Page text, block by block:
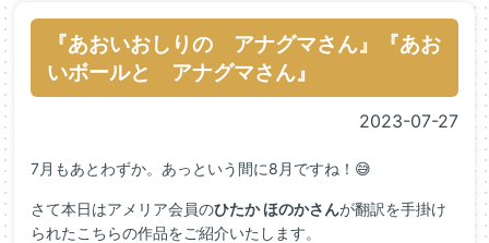
『あおいおしりの アナグマさん』『あお
いボールと アナグマさん』
2023-07-27
7月もあとわずか。あっという間に8月ですね！😅
さて本日はアメリア会員のひたか ほのかさんが翻訳を手掛け
られたこちらの作品をご紹介いたします。